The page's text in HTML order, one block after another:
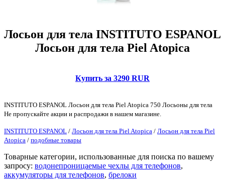
Лосьон для тела INSTITUTO ESPANOL
Лосьон для тела Piel Atopica
Купить за 3290 RUR
INSTITUTO ESPANOL Лосьон для тела Piel Atopica 750 Лосьоны для тела
Не пропускайте акции и распродажи в нашем магазине.
INSTITUTO ESPANOL / Лосьон для тела Piel Atopica / Лосьон для тела Piel
Atopica / подобные товары
Товарные категории, использованные для поиска по вашему
запросу: водонепроницаемые чехлы для телефонов,
аккумуляторы для телефонов, брелоки